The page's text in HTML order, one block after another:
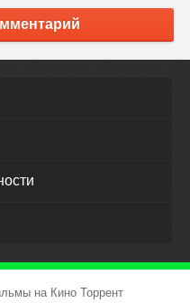
на Кино Торрент